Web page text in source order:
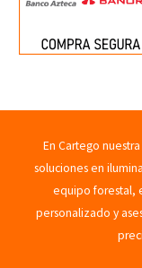
En Cartego
soluciones en
equipo forestal,
personalizado y